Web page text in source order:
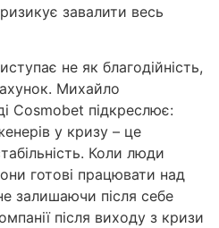
завалити весь
не як благодійність,
Михайло
Cosmobet підкреслює:
у кризу – це
Коли люди
готові працювати над
залишаючи після себе
після виходу з кризи